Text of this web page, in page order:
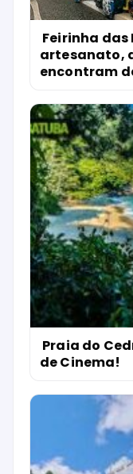
Feirinha das
artesanato,
encontram
Praia do
de Cinema!